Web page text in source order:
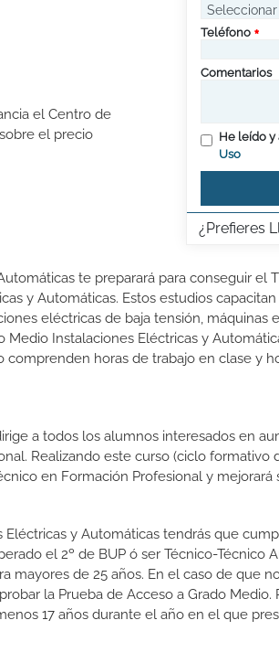
el Centro de
el precio
Teléfono
Comentarios
He leído y
Uso
¿Prefieres
te preparará para conseguir el
y Automáticas. Estos estudios
eléctricas de baja tensión, máquinas
Instalaciones Eléctricas y
comprenden horas de trabajo en clase y
a todos los alumnos interesados en
Realizando este curso (ciclo
en Formación Profesional y
Eléctricas y Automáticas tendrás que
el 2º de BUP ó ser Técnico-Técnico
mayores de 25 años. En el caso de que
la Prueba de Acceso a Grado
17 años durante el año en el que